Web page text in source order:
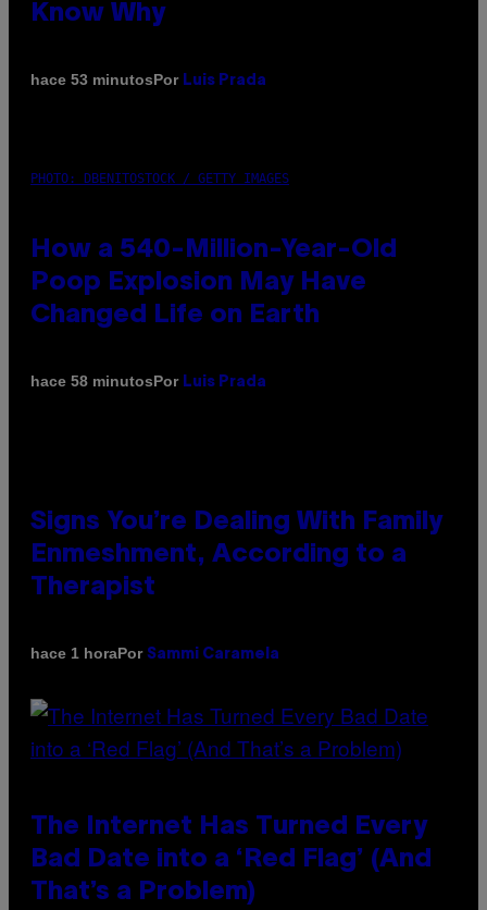
Know Why
hace 53 minutosPor Luis Prada
PHOTO: DBENITOSTOCK / GETTY IMAGES
How a 540-Million-Year-Old
Poop Explosion May Have
Changed Life on Earth
hace 58 minutosPor Luis Prada
Signs You’re Dealing With Family
Enmeshment, According to a
Therapist
hace 1 horaPor Sammi Caramela
The Internet Has Turned Every
Bad Date into a ‘Red Flag’ (And
That’s a Problem)